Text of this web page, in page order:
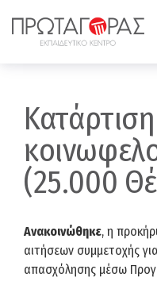
(25.000
Ανακοινώθηκε, η
αιτήσεων συμμετοχής
απασχόλησης μέσω